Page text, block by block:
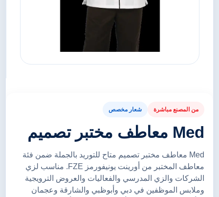
من المصنع مباشرة شعار مخصص
Med معاطف مختبر تصميم
Med معاطف مختبر تصميم متاح للتوريد بالجملة ضمن فئة
معاطف المختبر من أورينت يونيفورمز FZE. مناسب لزي
الشركات والزي المدرسي والفعاليات والعروض الترويجية
وملابس الموظفين في دبي وأبوظبي والشارقة وعجمان